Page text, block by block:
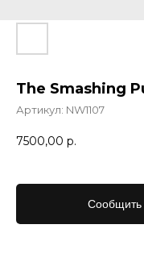
The Smashing
Артикул: NW1107
7500,00 р.
Сообщить